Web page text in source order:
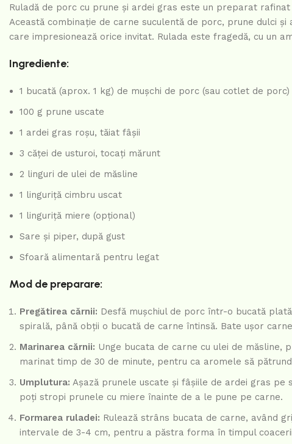
Ruladă de porc cu prune și ardei gras este un preparat
Această combinație de carne suculentă de porc, prune dulci
care impresionează orice invitat. Rulada este fragedă, cu un
Ingrediente:
1 bucată (aprox. 1 kg) de mușchi de porc (sau cotlet de porc)
100 g prune uscate
1 ardei gras roșu, tăiat fâșii
3 căței de usturoi, tocați mărunt
2 linguri de ulei de măsline
1 linguriță cimbru uscat
1 linguriță miere (opțional)
Sare și piper, după gust
Sfoară alimentară pentru legat
Mod de preparare:
Pregătirea cărnii: Desfă mușchiul de porc într-o bucată
spirală, până obții o bucată de carne întinsă. Bate ușor
Marinarea cărnii: Unge bucata de carne cu ulei de măsline,
marinat timp de 30 de minute, pentru ca aromele să
Umplutura: Așază prunele uscate și fâșiile de ardei gras
poți stropi prunele cu miere înainte de a le pune pe carne.
Formarea ruladei: Rulează strâns bucata de carne, având
intervale de 3-4 cm, pentru a păstra forma în timpul